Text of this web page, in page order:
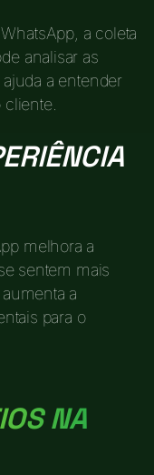
a coleta
analisar as
a entender
melhora a
sentem mais
a
para o
NA